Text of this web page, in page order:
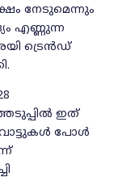
നേടുമെന്നും
എണ്ണുന്ന
ട്രെന്‍ഡ്
ഇത്
വോട്ടുകള്‍ പോള്‍